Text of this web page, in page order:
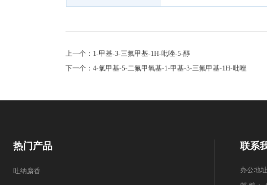
上一个：1-甲基-3-三氟甲基-1H-吡唑-5-醇
下一个：4-氯甲基-5-二氟甲氧基-1-甲基-3-三氟甲基-1H-吡唑
热门产品
吐纳麝香
联系
办公地